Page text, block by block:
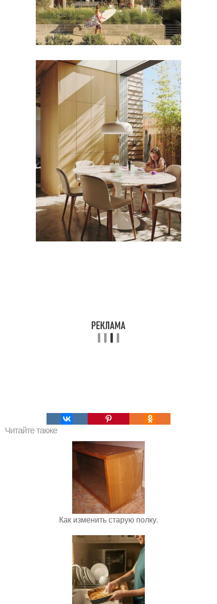
Читайте также
Как изменить старую полку.